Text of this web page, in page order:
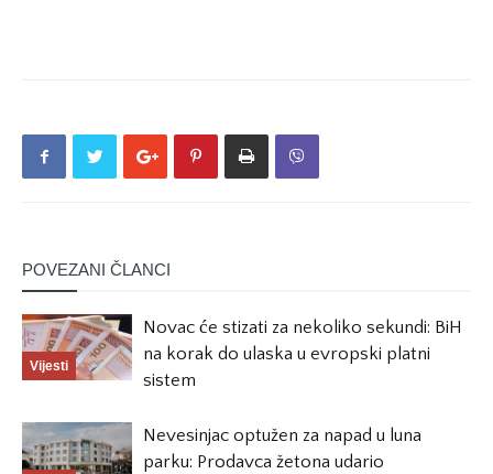
POVEZANI ČLANCI
Vijesti
Novac će stizati za nekoliko sekundi: BiH
na korak do ulaska u evropski platni
sistem
Nevesinjac optužen za napad u luna
parku: Prodavca žetona udario